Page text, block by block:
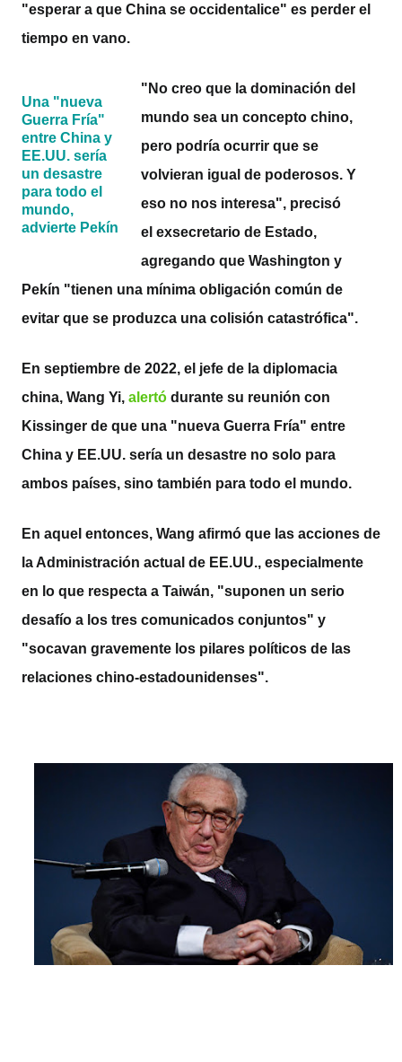
"esperar a que China se occidentalice" es perder el
tiempo en vano.
Una "nueva
Guerra Fría"
entre China y
EE.UU. sería
un desastre
para todo el
mundo,
advierte Pekín
"No creo que la dominación del
mundo sea un concepto chino,
pero podría ocurrir que se
volvieran igual de poderosos. Y
eso no nos interesa", precisó
el exsecretario de Estado,
agregando que Washington y
Pekín "tienen una mínima obligación común de
evitar que se produzca una colisión catastrófica".
En septiembre de 2022, el jefe de la diplomacia
china, Wang Yi, alertó durante su reunión con
Kissinger de que una "nueva Guerra Fría" entre
China y EE.UU. sería un desastre no solo para
ambos países, sino también para todo el mundo.
En aquel entonces, Wang afirmó que las acciones de
la Administración actual de EE.UU., especialmente
en lo que respecta a Taiwán, "suponen un serio
desafío a los tres comunicados conjuntos" y
"socavan gravemente los pilares políticos de las
relaciones chino-estadounidenses".